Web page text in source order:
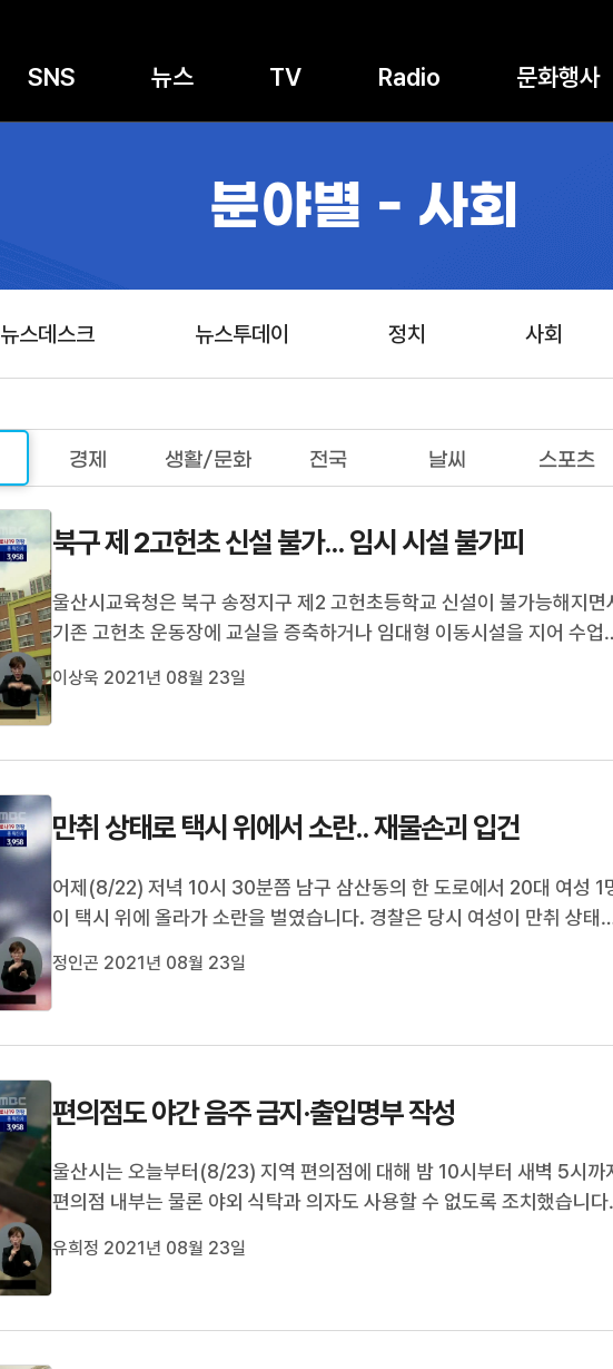
SNS 뉴스 TV Radio 문화행사
분야별 - 사회
뉴스데스크 뉴스투데이 정치 사회
경제 생활/문화 전국 날씨 스포츠
북구 제 2고헌초 신설 불가... 임시 시설 불가피
울산시교육청은 북구 송정지구 제2 고헌초등학교 신설이 불가능해지면
기존 고헌초 운동장에 교실을 증축하거나 임대형 이동시설을 지어 수업
한 '제2 고헌초 중앙투자심사위원회 부결에 따른 후속 대책'에 대한 답변
이상욱 2021년 08월 23일
만취 상태로 택시 위에서 소란.. 재물손괴 입건
어제(8/22) 저녁 10시 30분쯤 남구 삼산동의 한 도로에서 20대 여성 1
이 택시 위에 올라가 소란을 벌였습니다. 경찰은 당시 여성이 만취 상태
정인곤 2021년 08월 23일
편의점도 야간 음주 금지·출입명부 작성
울산시는 오늘부터(8/23) 지역 편의점에 대해 밤 10시부터 새벽 5시까
편의점 내부는 물론 야외 식탁과 의자도 사용할 수 없도록 조치했습니다.
작성하도록 했습니다. 오늘부터 계도 기간을 거쳐 오는 26일부터는 조치
유희정 2021년 08월 23일